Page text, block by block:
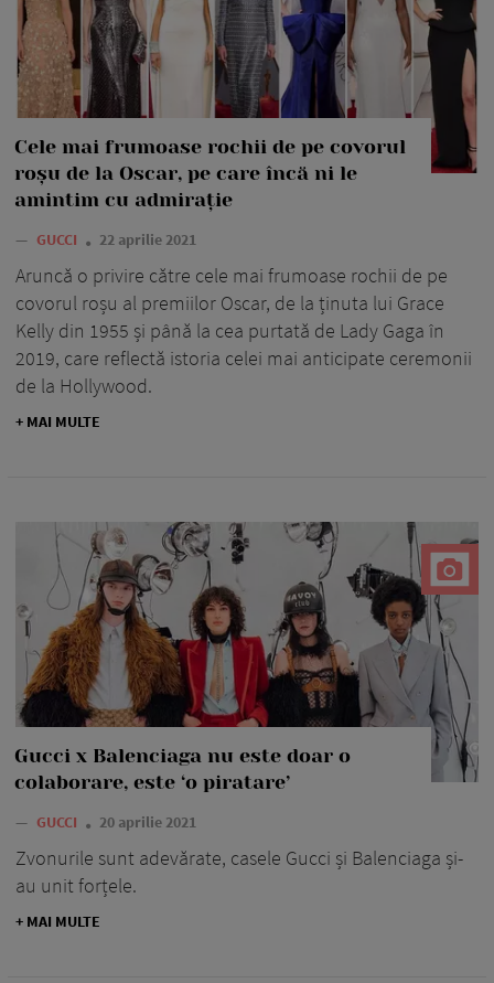
Cele mai frumoase rochii de pe covorul
roșu de la Oscar, pe care încă ni le
amintim cu admirație
— GUCCI 22 aprilie 2021
Aruncă o privire către cele mai frumoase rochii de pe
covorul roșu al premiilor Oscar, de la ținuta lui Grace
Kelly din 1955 și până la cea purtată de Lady Gaga în
2019, care reflectă istoria celei mai anticipate ceremonii
de la Hollywood.
+ MAI MULTE
Gucci x Balenciaga nu este doar o
colaborare, este ‘o piratare’
— GUCCI 20 aprilie 2021
Zvonurile sunt adevărate, casele Gucci și Balenciaga și-
au unit forțele.
+ MAI MULTE